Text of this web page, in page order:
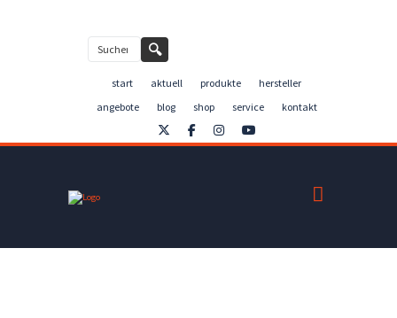
🔍
start aktuell produkte
hersteller
angebote
blog shop service kontakt